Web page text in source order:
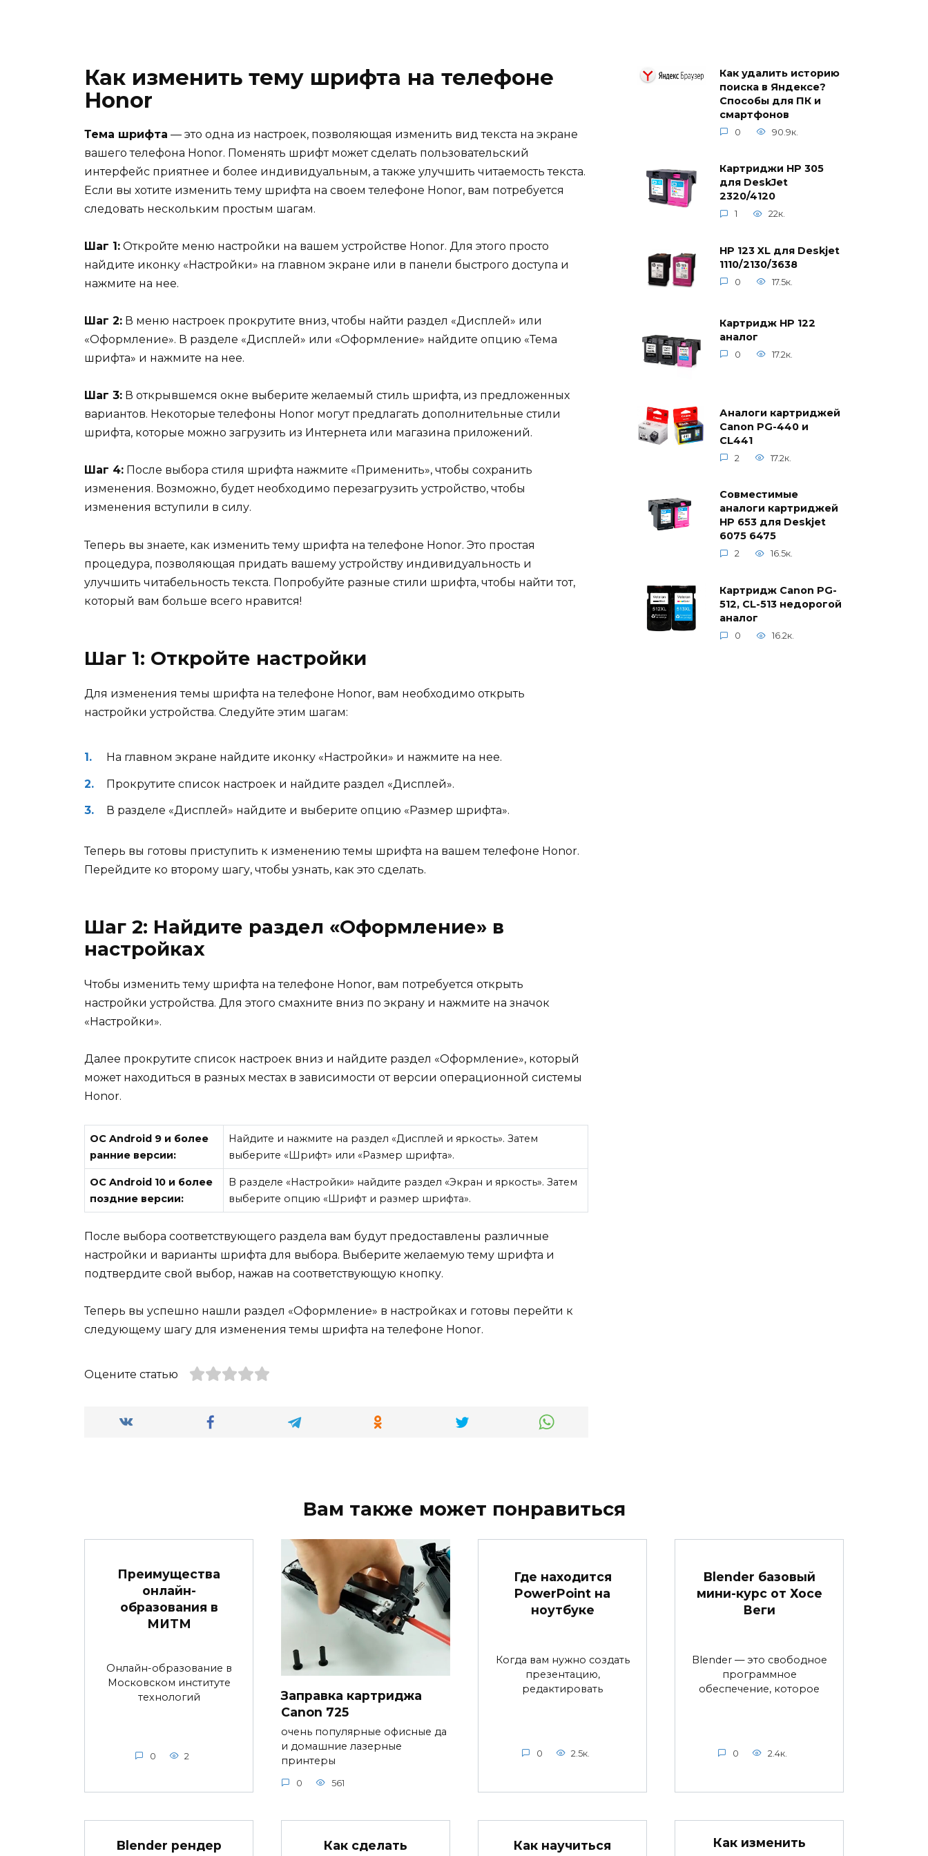
Как изменить тему шрифта на телефоне
Honor
Тема шрифта — это одна из настроек, позволяющая изменить вид текста на экране
вашего телефона Honor. Поменять шрифт может сделать пользовательский
интерфейс приятнее и более индивидуальным, а также улучшить читаемость текста.
Если вы хотите изменить тему шрифта на своем телефоне Honor, вам потребуется
следовать нескольким простым шагам.
Шаг 1: Откройте меню настройки на вашем устройстве Honor. Для этого просто
найдите иконку «Настройки» на главном экране или в панели быстрого доступа и
нажмите на нее.
Шаг 2: В меню настроек прокрутите вниз, чтобы найти раздел «Дисплей» или
«Оформление». В разделе «Дисплей» или «Оформление» найдите опцию «Тема
шрифта» и нажмите на нее.
Шаг 3: В открывшемся окне выберите желаемый стиль шрифта, из предложенных
вариантов. Некоторые телефоны Honor могут предлагать дополнительные стили
шрифта, которые можно загрузить из Интернета или магазина приложений.
Шаг 4: После выбора стиля шрифта нажмите «Применить», чтобы сохранить
изменения. Возможно, будет необходимо перезагрузить устройство, чтобы
изменения вступили в силу.
Теперь вы знаете, как изменить тему шрифта на телефоне Honor. Это простая
процедура, позволяющая придать вашему устройству индивидуальность и
улучшить читабельность текста. Попробуйте разные стили шрифта, чтобы найти тот,
который вам больше всего нравится!
Шаг 1: Откройте настройки
Для изменения темы шрифта на телефоне Honor, вам необходимо открыть
настройки устройства. Следуйте этим шагам:
На главном экране найдите иконку «Настройки» и нажмите на нее.
Прокрутите список настроек и найдите раздел «Дисплей».
В разделе «Дисплей» найдите и выберите опцию «Размер шрифта».
Теперь вы готовы приступить к изменению темы шрифта на вашем телефоне Honor.
Перейдите ко второму шагу, чтобы узнать, как это сделать.
Шаг 2: Найдите раздел «Оформление» в
настройках
Чтобы изменить тему шрифта на телефоне Honor, вам потребуется открыть
настройки устройства. Для этого смахните вниз по экрану и нажмите на значок
«Настройки».
Далее прокрутите список настроек вниз и найдите раздел «Оформление», который
может находиться в разных местах в зависимости от версии операционной системы
Honor.
ОС Android 9 и более
ранние версии:
Найдите и нажмите на раздел «Дисплей и яркость». Затем
выберите «Шрифт» или «Размер шрифта».
ОС Android 10 и более
поздние версии:
В разделе «Настройки» найдите раздел «Экран и яркость». Затем
выберите опцию «Шрифт и размер шрифта».
После выбора соответствующего раздела вам будут предоставлены различные
настройки и варианты шрифта для выбора. Выберите желаемую тему шрифта и
подтвердите свой выбор, нажав на соответствующую кнопку.
Теперь вы успешно нашли раздел «Оформление» в настройках и готовы перейти к
следующему шагу для изменения темы шрифта на телефоне Honor.
Оцените статью
Как удалить историю
поиска в Яндексе?
Способы для ПК и
смартфонов
0 90.9к.
Картриджи HP 305
для DeskJet
2320/4120
1 22к.
HP 123 XL для Deskjet
1110/2130/3638
0 17.5к.
Картридж HP 122
аналог
0 17.2к.
Аналоги картриджей
Canon PG-440 и
CL441
2 17.2к.
Совместимые
аналоги картриджей
HP 653 для Deskjet
6075 6475
2 16.5к.
Картридж Canon PG-
512, CL-513 недорогой
аналог
0 16.2к.
Вам также может понравиться
Преимущества
онлайн-
образования в
МИТМ
Онлайн-образование в
Московском институте
технологий
0 2
Заправка картриджа
Canon 725
очень популярные офисные да
и домашние лазерные
принтеры
0 561
Где находится
PowerPoint на
ноутбуке
Когда вам нужно создать
презентацию,
редактировать
0 2.5к.
Blender базовый
мини-курс от Хосе
Веги
Blender — это свободное
программное
обеспечение, которое
0 2.4к.
Blender рендер
Как сделать
Как научиться
Как изменить